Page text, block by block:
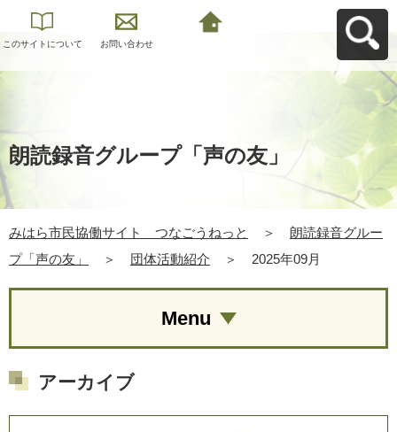
このサイトについて お問い合わせ
朗読録音グループ「声の友」
みはら市民協働サイト つなごうねっと ＞
朗読録音グルー
プ「声の友」
＞ 団体活動紹介 ＞ 2025年09月
Menu
アーカイブ